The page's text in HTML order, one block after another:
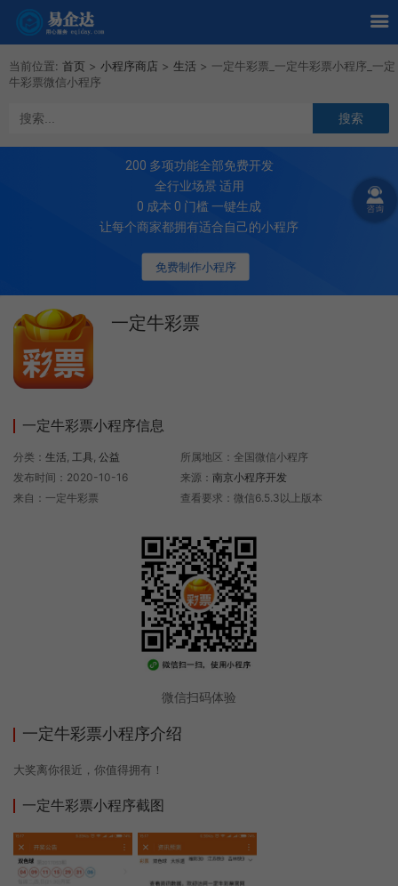
当前位置: 首页 > 小程序商店 > 生活 > 一定牛彩票_一定牛彩票小程序_一定
牛彩票微信小程序
免费制作小程序
200 多项功能全部免费开发
全行业场景 适用
0 成本 0 门槛 一键生成
让每个商家都拥有适合自己的小程序
一定牛彩票
一定牛彩票小程序信息
分类： 生活, 工具, 公益
发布时间：2020-10-16
来自：一定牛彩票
所属地区：全国微信小程序
来源： 南京小程序开发
查看要求：微信6.5.3以上版本
微信扫码体验
一定牛彩票小程序介绍
大奖离你很近，你值得拥有！
一定牛彩票小程序截图